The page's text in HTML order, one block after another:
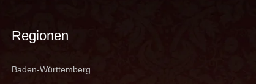
Regionen
Baden-Württemberg